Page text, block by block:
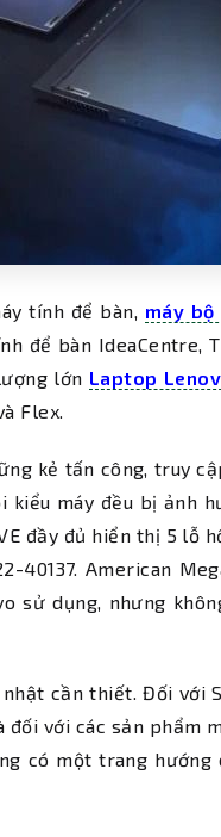
tính để bàn, máy
để bàn IdeaCentre,
lớn Laptop
Flex.
kẻ tấn công, truy
kiểu máy đều bị ảnh
đầy đủ hiển thị 5 lỗ
40137. American
sử dụng, nhưng
cần thiết. Đối với
với các sản phẩm
có một trang hướng